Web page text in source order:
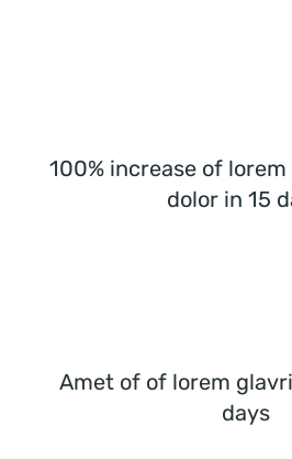
100% increase of
dolor in 15
Amet of of lorem
days